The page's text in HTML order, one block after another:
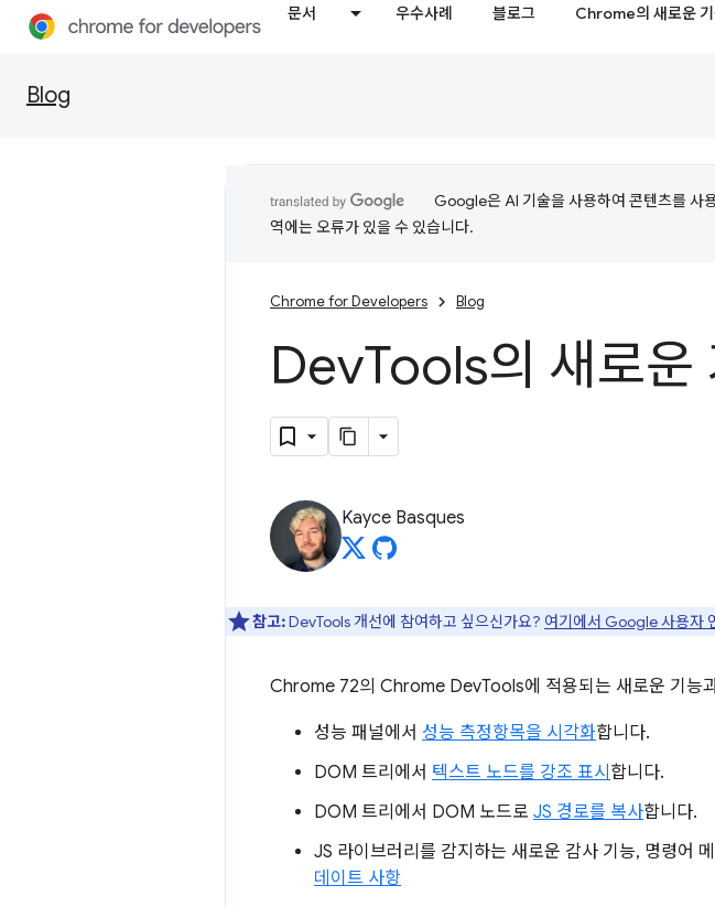
문서 우수사례 블로그 Chrome의 새로운
Blog
Google은 AI 기술을 사용하여 콘텐츠를 사
역에는 오류가 있을 수 있습니다.
Chrome for Developers Blog
DevTools의 새로
Kayce Basques
참고:DevTools 개선에 참여하고 싶으신가요? 여기에서 Google 사용자
Chrome 72의 Chrome DevTools에 적용되는 새로운 기능
성능 패널에서 성능 측정항목을 시각화합니다.
DOM 트리에서 텍스트 노드를 강조 표시 합니다.
DOM 트리에서 DOM 노드로 JS 경로를 복사합니다.
JS 라이브러리를 감지하는 새로운 감사 기능, 명령어
데이트 사항